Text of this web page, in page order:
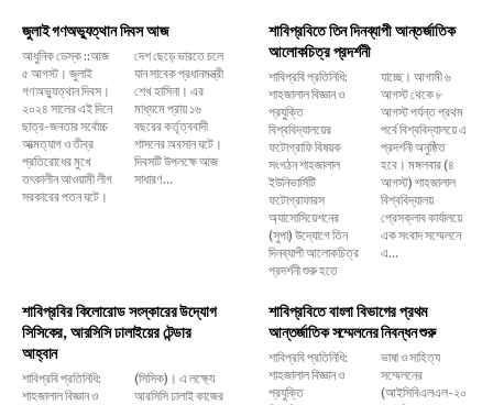
জুলাই গণঅভ্যুত্থান দিবস আজ
আধুনিক ডেস্ক ::আজ
৫ আগস্ট। জুলাই
গণঅভ্যুত্থান দিবস।
২০২৪ সালের এই দিনে
ছাত্র-জনতার সর্বোচ্চ
আত্মত্যাগ ও তীব্র
প্রতিরোধের মুখে
তৎকালীন আওয়ামী লীগ
সরকারের পতন ঘটে।
দেশ ছেড়ে ভারতে চলে
যান সাবেক প্রধানমন্ত্রী
শেখ হাসিনা। এর
মাধ্যমে প্রায় ১৬
বছরের কর্তৃত্ববাদী
শাসনের অবসান ঘটে।
দিবসটি উপলক্ষে আজ
সাধারণ...
শাবিপ্রবিতে তিন দিনব্যাপী আন্তর্জাতিক
আলোকচিত্র প্রদর্শনী
শাবিপ্রবি প্রতিনিধি:
শাহজালাল বিজ্ঞান ও
প্রযুক্তি
বিশ্ববিদ্যালয়ের
ফটোগ্রাফি বিষয়ক
সংগঠন শাহজালাল
ইউনিভার্সিটি
ফটোগ্রাফারস
অ্যাসোসিয়েশনের
(সুপা) উদ্যোগে তিন
দিনব্যাপী আলোকচিত্র
প্রদর্শনী শুরু হতে
যাচ্ছে। আগামী ৬
আগস্ট থেকে ৮
আগস্ট পর্যন্ত প্রথম
পর্বে বিশ্ববিদ্যালয়ে এ
প্রদর্শনী অনুষ্ঠিত
হবে। মঙ্গলবার (৪
আগস্ট) শাহজালাল
বিশ্ববিদ্যালয়
প্রেসক্লাব কার্যালয়ে
এক সংবাদ সম্মেলনে
এ...
শাবিপ্রবির কিলোরোড সংস্কারের উদ্যোগ
সিসিকের, আরসিসি ঢালাইয়ের টেন্ডার
আহ্বান
শাবিপ্রবি প্রতিনিধি:
শাহজালাল বিজ্ঞান ও
(সিসিক)। এ লক্ষ্যে
আরসিসি ঢালাই কাজের
শাবিপ্রবিতে বাংলা বিভাগের প্রথম
আন্তর্জাতিক সম্মেলনের নিবন্ধন শুরু
শাবিপ্রবি প্রতিনিধি:
শাহজালাল বিজ্ঞান ও
প্রযুক্তি
ভাষা ও সাহিত্য
সম্মেলনের
(আইসিবিএলএল-২০